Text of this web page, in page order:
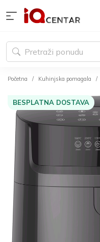
Početna Kuhinjska pomagala
BESPLATNA DOSTAVA